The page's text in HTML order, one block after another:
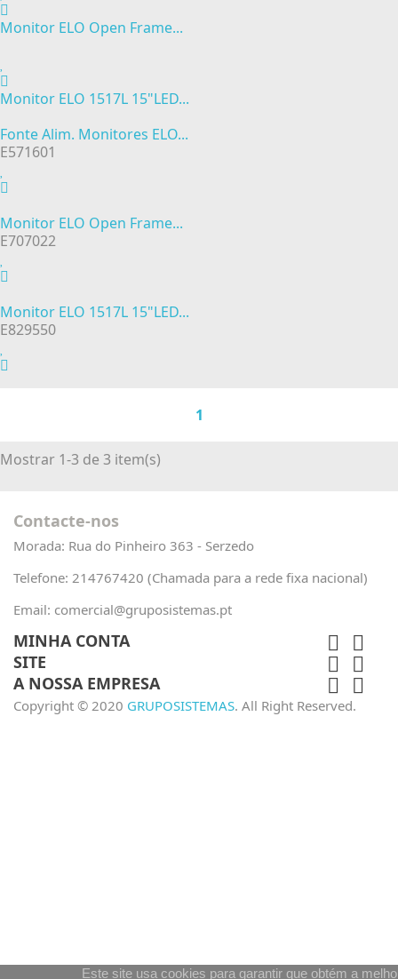
Monitor ELO Open Frame...
Monitor ELO 1517L 15"LED...
Fonte Alim. Monitores ELO...
E571601
Monitor ELO Open Frame...
E707022
Monitor ELO 1517L 15"LED...
E829550
1
Mostrar 1-3 de 3 item(s)
Contacte-nos
Morada: Rua do Pinheiro 363 - Serzedo
Telefone: 214767420 (Chamada para a rede fixa nacional)
Email: comercial@gruposistemas.pt
MINHA CONTA  
SITE  
A NOSSA EMPRESA  
Este site usa cookies para garantir que obtém a
Copyright © 2020 GRUPOSISTEMAS. All Right Reserved.